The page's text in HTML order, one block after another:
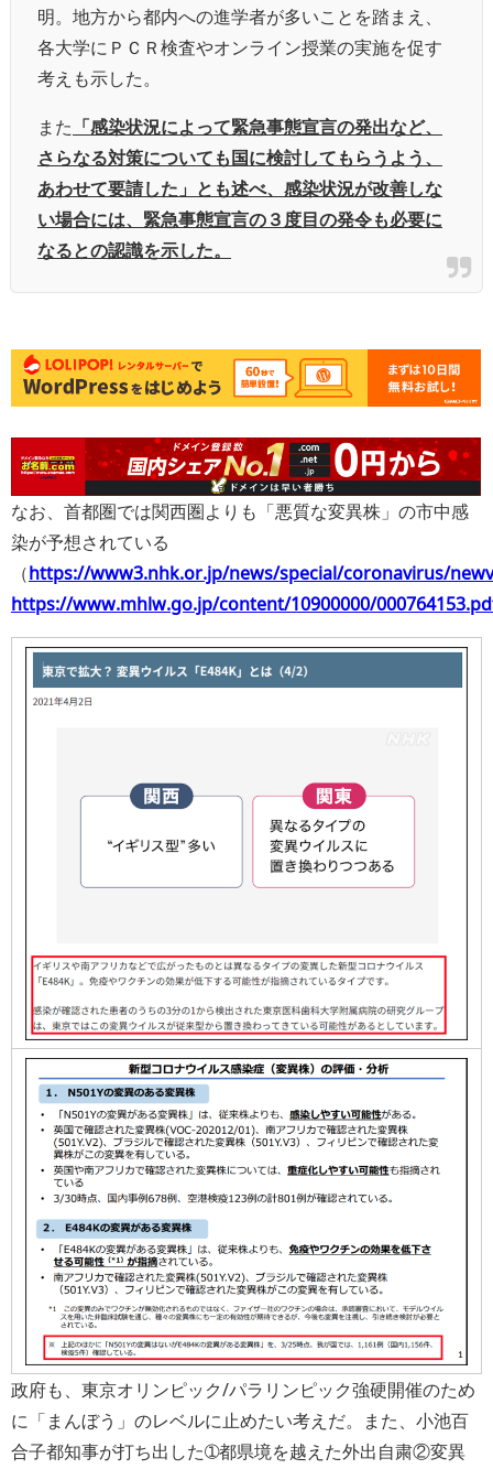
明。地方から都内への進学者が多いことを踏まえ、
各大学にＰＣＲ検査やオンライン授業の実施を促す
考えも示した。
また 「感染状況によって緊急事態宣言の発出など、
さらなる対策についても国に検討してもらうよう、
あわせて要請した」とも述べ、感染状況が改善しな
い場合には、緊急事態宣言の３度目の発令も必要に
なるとの認識を示した。
なお、首都圏では関西圏よりも「悪質な変異株」の市中感
染が予想されている
（https://www3.nhk.or.jp/news/special/coronavirus/
https://www.mhlw.go.jp/content/10900000/
政府も、東京オリンピック/パラリンピック強硬開催のため
に「まんぼう」のレベルに止めたい考えだ。また、小池百
合子都知事が打ち出した➀都県境を越えた外出自粛②変異